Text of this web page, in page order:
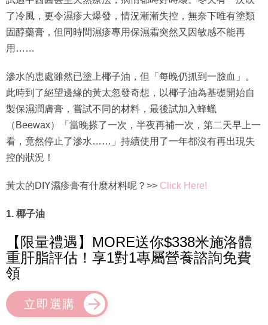
了冷風，更令濕疹大爆發，情況漸漸失控，無奈下唯有塗類
固醇藥膏，但同時間濕疹專用保濕霜突然又因敏感不能再
用……
滲水的患處雖然已塗上椰子油，但「每晚仍抓到一臉血」。
此時到了絕望邊緣的黃太忽發奇想，以椰子油為基礎開始自
製保濕潤膚膏，嘗試不同的材料，最後試加入蜂蠟
（Beewax）「當晚搽了一次，半夜再補一次，第二天早上一
看，竟然停止了滲水……」持續使用了一年都沒有再出現失
控的狀況！
黃太的DIY濕疹膏有什麼材料呢？>> Click Here!
1. 椰子油
【限量禮遇】MORE送你$338米施洛體
重肝脂評估！享1對1專屬營養諮詢免費
領
立即選購